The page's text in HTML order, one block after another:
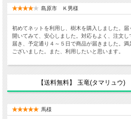
島原市 Ｋ男様
初めてネットを利用し、樹木を購入しました。
開いてみて、安心しました。対応もよく、注文
届き、予定通り４～５日で商品が届きました。満
ございました。また、利用したいと思います。
【送料無料】 玉竜(タマリュウ)
馬様